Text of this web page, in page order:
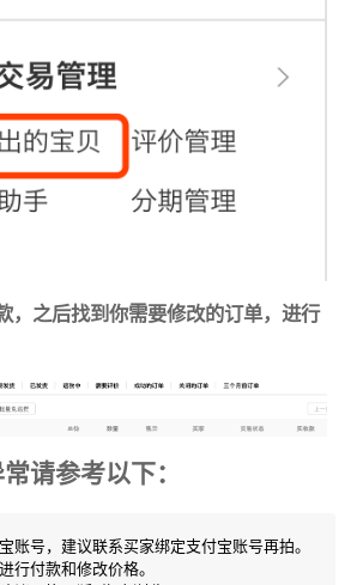
，之后找到你需要修改的订单，进行
请参考以下：
账号，建议联系买家绑定支付宝账号再拍。
行付款和修改价格。